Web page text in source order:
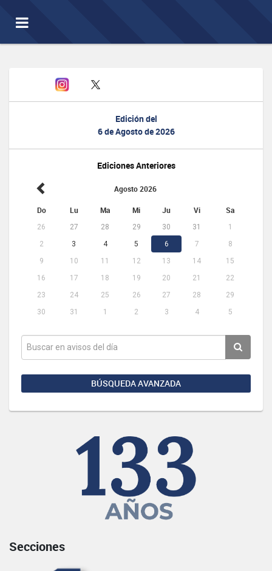
Toggle
navigation
Edición del
6 de Agosto de 2026
Ediciones Anteriores
Agosto 2026
Do Lu Ma Mi Ju Vi Sa
26 27 28 29 30 31
1
2
3 4 5 6 7
8
9
10 11 12 13 14
15
16
17 18 19 20 21
22
23
24 25 26 27 28
29
30
31 1 2 3 4 5
BÚSQUEDA AVANZADA
Secciones